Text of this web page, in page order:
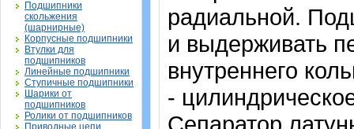
Подшипники
скольжения
(шарнирные)
Корпусные подшипники
Втулки для
подшипников
Линейные подшипники
Ступичные подшипники
Шарики от
подшипников
Ролики от подшипников
Приводные цепи
радиальной.
и выдерживать
внутреннего
-